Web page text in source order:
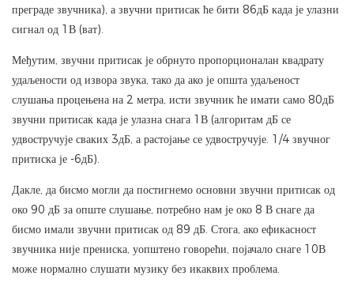
преграде звучника), а звучни притисак ће бити 86дБ када је улазни
сигнал од 1В (ват).
Међутим, звучни притисак је обрнуто пропорционалан квадрату
удаљености од извора звука, тако да ако је општа удаљеност
слушања процењена на 2 метра, исти звучник ће имати само 80дБ
звучни притисак када је улазна снага 1В (алгоритам дБ се
удвостручује сваких 3дБ, а растојање се удвостручује. 1/4 звучног
притиска је -6дБ).
Дакле, да бисмо могли да постигнемо основни звучни притисак од
око 90 дБ за опште слушање, потребно нам је око 8 В снаге да
бисмо имали звучни притисак од 89 дБ. Стога, ако ефикасност
звучника није прениска, уопштено говорећи, појачало снаге 10В
може нормално слушати музику без икаквих проблема.